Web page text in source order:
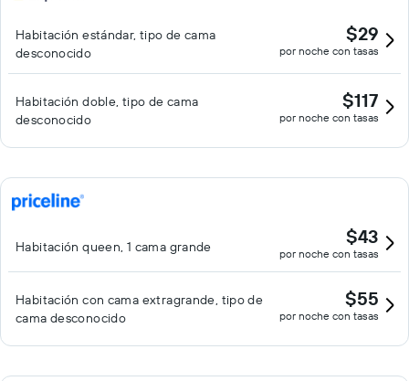
Habitación estándar, tipo de cama
desconocido
$29
por noche con tasas
Habitación doble, tipo de cama
desconocido
$117
por noche con tasas
Habitación queen, 1 cama grande $43
por noche con tasas
Habitación con cama extragrande, tipo de
cama desconocido
$55
por noche con tasas